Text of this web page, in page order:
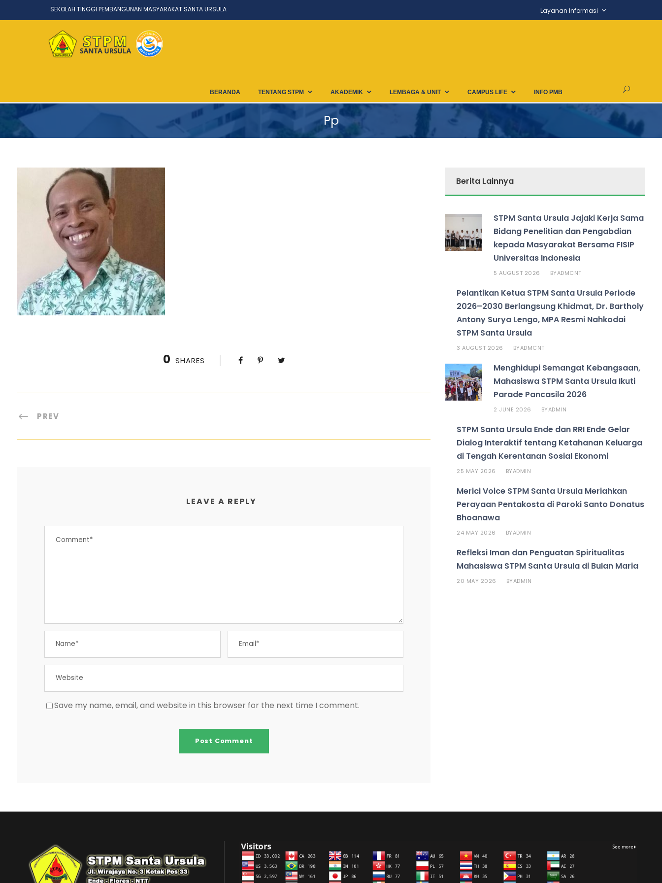
SEKOLAH TINGGI PEMBANGUNAN MASYARAKAT SANTA URSULA Layanan Informasi
BERANDA TENTANG STPM AKADEMIK LEMBAGA & UNIT CAMPUS LIFE INFO PMB
Pp
0 SHARES
PREV
LEAVE A REPLY
Save my name, email, and website in this browser for the next time I comment.
Berita Lainnya
STPM Santa Ursula Jajaki Kerja Sama
Bidang Penelitian dan Pengabdian
kepada Masyarakat Bersama FISIP
Universitas Indonesia
5 AUGUST 2026 BYADMCNT
Pelantikan Ketua STPM Santa Ursula Periode
2026–2030 Berlangsung Khidmat, Dr. Bartholy
Antony Surya Lengo, MPA Resmi Nahkodai
STPM Santa Ursula
3 AUGUST 2026 BYADMCNT
Menghidupi Semangat Kebangsaan,
Mahasiswa STPM Santa Ursula Ikuti
Parade Pancasila 2026
2 JUNE 2026 BYADMIN
STPM Santa Ursula Ende dan RRI Ende Gelar
Dialog Interaktif tentang Ketahanan Keluarga
di Tengah Kerentanan Sosial Ekonomi
25 MAY 2026 BYADMIN
Merici Voice STPM Santa Ursula Meriahkan
Perayaan Pentakosta di Paroki Santo Donatus
Bhoanawa
24 MAY 2026 BYADMIN
Refleksi Iman dan Penguatan Spiritualitas
Mahasiswa STPM Santa Ursula di Bulan Maria
20 MAY 2026 BYADMIN